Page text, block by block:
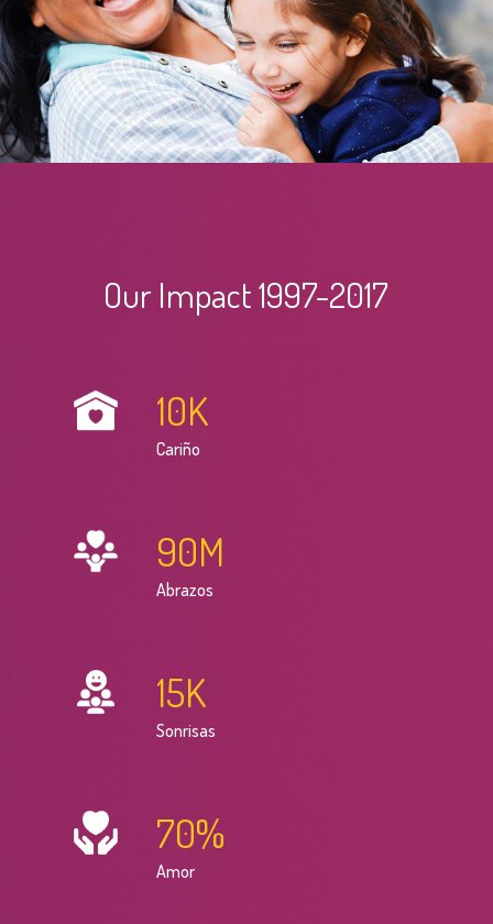
Our Impact 1997-2017
10K
Cariño
90M
Abrazos
15K
Sonrisas
70%
Amor